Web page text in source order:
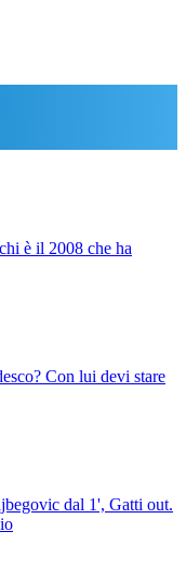
è il 2008 che ha
Con lui devi stare
dal 1', Gatti out.